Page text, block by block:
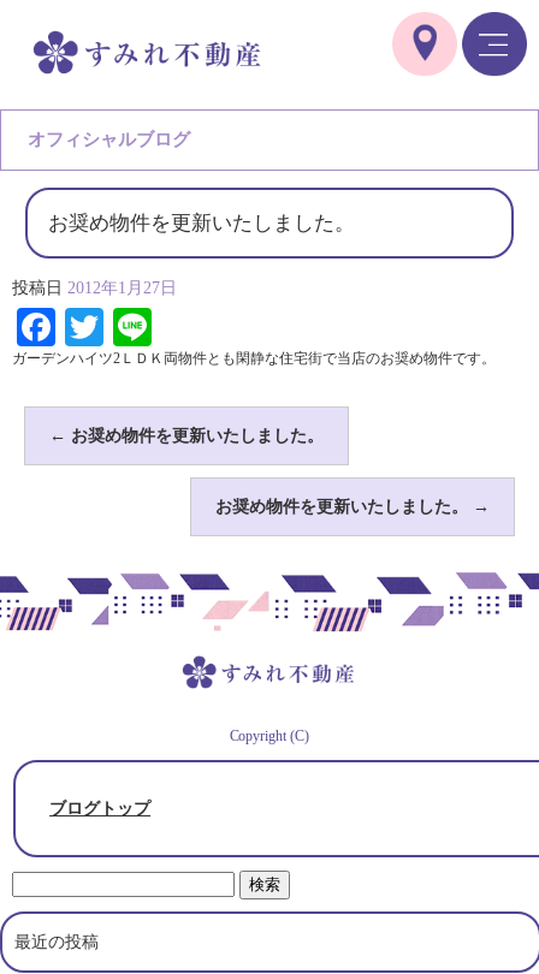
オフィシャルブログ
お奨め物件を更新いたしました。
投稿日 2012年1月27日
Facebook
Twitter
ガーデンハイツ2ＬＤＫ両物件とも閑静な住宅街で当店のお奨め物件です。
← お奨め物件を更新いたしました。
お奨め物件を更新いたしました。 →
Copyright (C)
ブログトップ
最近の投稿